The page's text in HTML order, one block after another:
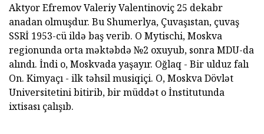
Aktyor Efremov Valeriy Valentinoviç 25 dekabr
anadan olmuşdur. Bu Shumerlya, Çuvaşıstan, çuvaş
SSRİ 1953-cü ildə baş verib. O Mytischi, Moskva
regionunda orta məktəbdə №2 oxuyub, sonra MDU-da
alındı. İndi o, Moskvada yaşayır. Oğlaq - Bir ulduz falı
On. Kimyaçı - ilk təhsil musiqiçi. O, Moskva Dövlət
Universitetini bitirib, bir müddət o İnstitutunda
ixtisası çalışıb.